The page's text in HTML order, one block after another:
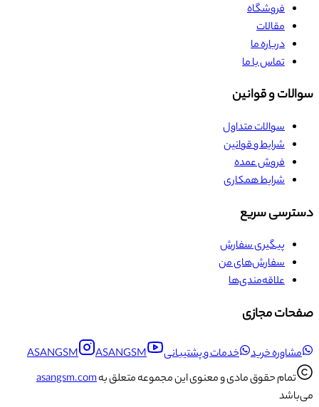
فروشگاه
مقالات
درباره ما
تماس با ما
سوالات و قوانین
سوالات متداول
شرایط و قوانین
فروش عمده
شرایط همکاری
دسترسی سریع
پیگیری سفارش
سفارش‌های من
علاقه‌مندی‌ها
صفحات مجازی
مشاوره خرید خدمات و پشتیبانی ASANGSM
ASANGSM
تمام حقوق مادی و معنوی این مجموعه متعلق بهasangsm.com
می‌باشد